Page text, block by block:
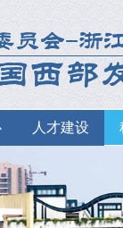
人才建设